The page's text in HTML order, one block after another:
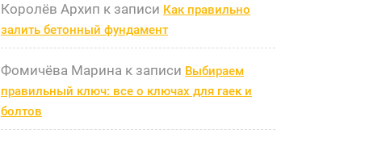
Королёв Архип к записи Как правильно
залить бетонный фундамент
Фомичёва Марина к записи Выбираем
правильный ключ: все о ключах для гаек и
болтов